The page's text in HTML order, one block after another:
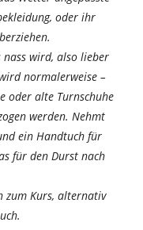
oder ihr
nass wird, also lieber
normalerweise –
oder alte Turnschuhe
werden. Nehmt
ein Handtuch für
für den Durst nach
zum Kurs, alternativ